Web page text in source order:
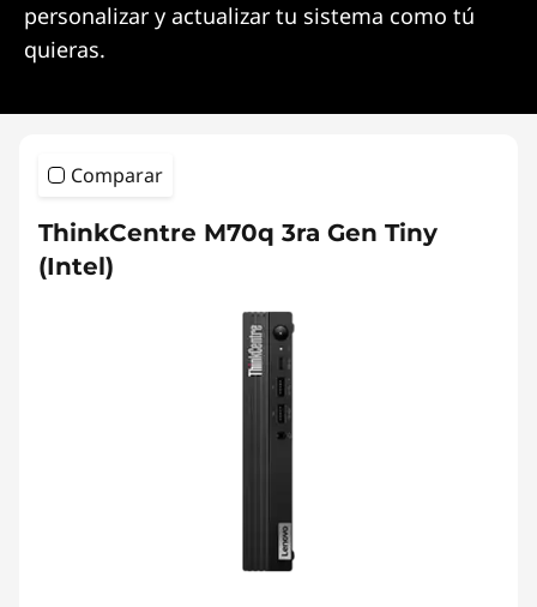
personalizar y actualizar tu sistema como tú
quieras.
Comparar
ThinkCentre M70q 3ra Gen Tiny
(Intel)